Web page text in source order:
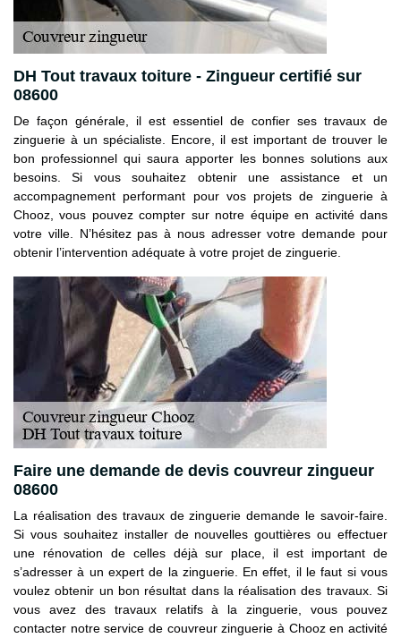
DH Tout travaux toiture - Zingueur certifié sur
08600
De façon générale, il est essentiel de confier ses travaux de
zinguerie à un spécialiste. Encore, il est important de trouver le
bon professionnel qui saura apporter les bonnes solutions aux
besoins. Si vous souhaitez obtenir une assistance et un
accompagnement performant pour vos projets de zinguerie à
Chooz, vous pouvez compter sur notre équipe en activité dans
votre ville. N’hésitez pas à nous adresser votre demande pour
obtenir l’intervention adéquate à votre projet de zinguerie.
Faire une demande de devis couvreur zingueur
08600
La réalisation des travaux de zinguerie demande le savoir-faire.
Si vous souhaitez installer de nouvelles gouttières ou effectuer
une rénovation de celles déjà sur place, il est important de
s’adresser à un expert de la zinguerie. En effet, il le faut si vous
voulez obtenir un bon résultat dans la réalisation des travaux. Si
vous avez des travaux relatifs à la zinguerie, vous pouvez
contacter notre service de couvreur zinguerie à Chooz en activité